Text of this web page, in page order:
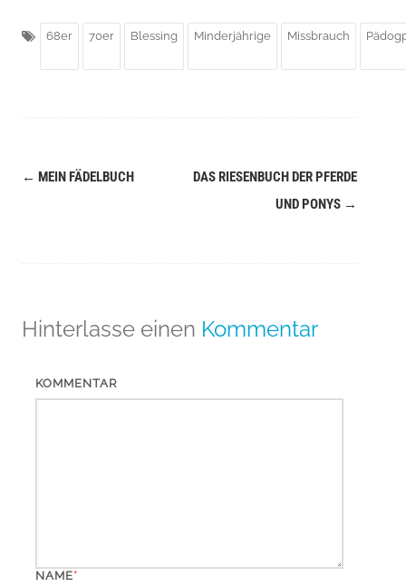
68er 70er Blessing Minderjährige Missbrauch
← MEIN FÄDELBUCH
DAS RIESENBUCH DER PFERDE
UND PONYS →
Hinterlasse einen Kommentar
KOMMENTAR
NAME*